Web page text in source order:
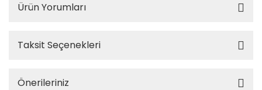
Ürün Yorumları
Taksit Seçenekleri
Önerileriniz